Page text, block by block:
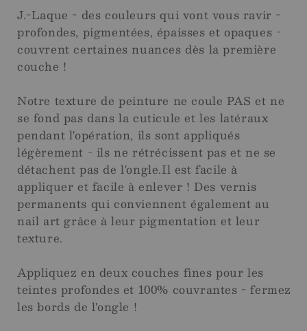
J.-Laque - des couleurs qui vont vous ravir -
profondes, pigmentées, épaisses et opaques -
couvrent certaines nuances dès la première
couche !
Notre texture de peinture ne coule PAS et ne
se fond pas dans la cuticule et les latéraux
pendant l'opération, ils sont appliqués
légèrement - ils ne rétrécissent pas et ne se
détachent pas de l'ongle.Il est facile à
appliquer et facile à enlever ! Des vernis
permanents qui conviennent également au
nail art grâce à leur pigmentation et leur
texture.
Appliquez en deux couches fines pour les
teintes profondes et 100% couvrantes - fermez
les bords de l'ongle !